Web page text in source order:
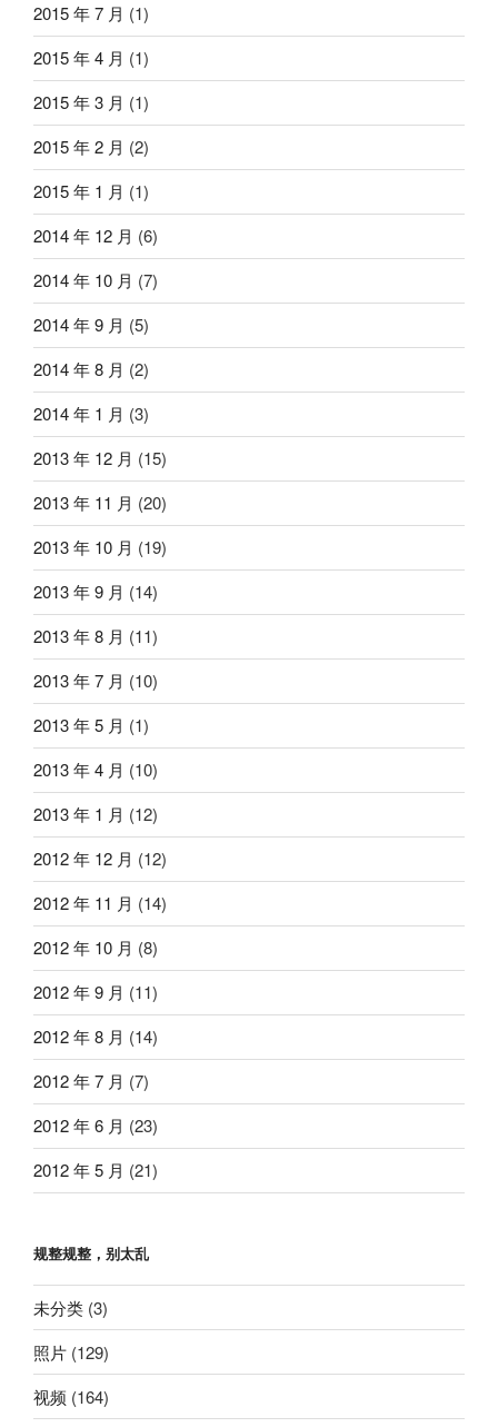
2015 年 7 月 (1)
2015 年 4 月 (1)
2015 年 3 月 (1)
2015 年 2 月 (2)
2015 年 1 月 (1)
2014 年 12 月 (6)
2014 年 10 月 (7)
2014 年 9 月 (5)
2014 年 8 月 (2)
2014 年 1 月 (3)
2013 年 12 月 (15)
2013 年 11 月 (20)
2013 年 10 月 (19)
2013 年 9 月 (14)
2013 年 8 月 (11)
2013 年 7 月 (10)
2013 年 5 月 (1)
2013 年 4 月 (10)
2013 年 1 月 (12)
2012 年 12 月 (12)
2012 年 11 月 (14)
2012 年 10 月 (8)
2012 年 9 月 (11)
2012 年 8 月 (14)
2012 年 7 月 (7)
2012 年 6 月 (23)
2012 年 5 月 (21)
规整规整，别太乱
未分类 (3)
照片 (129)
视频 (164)